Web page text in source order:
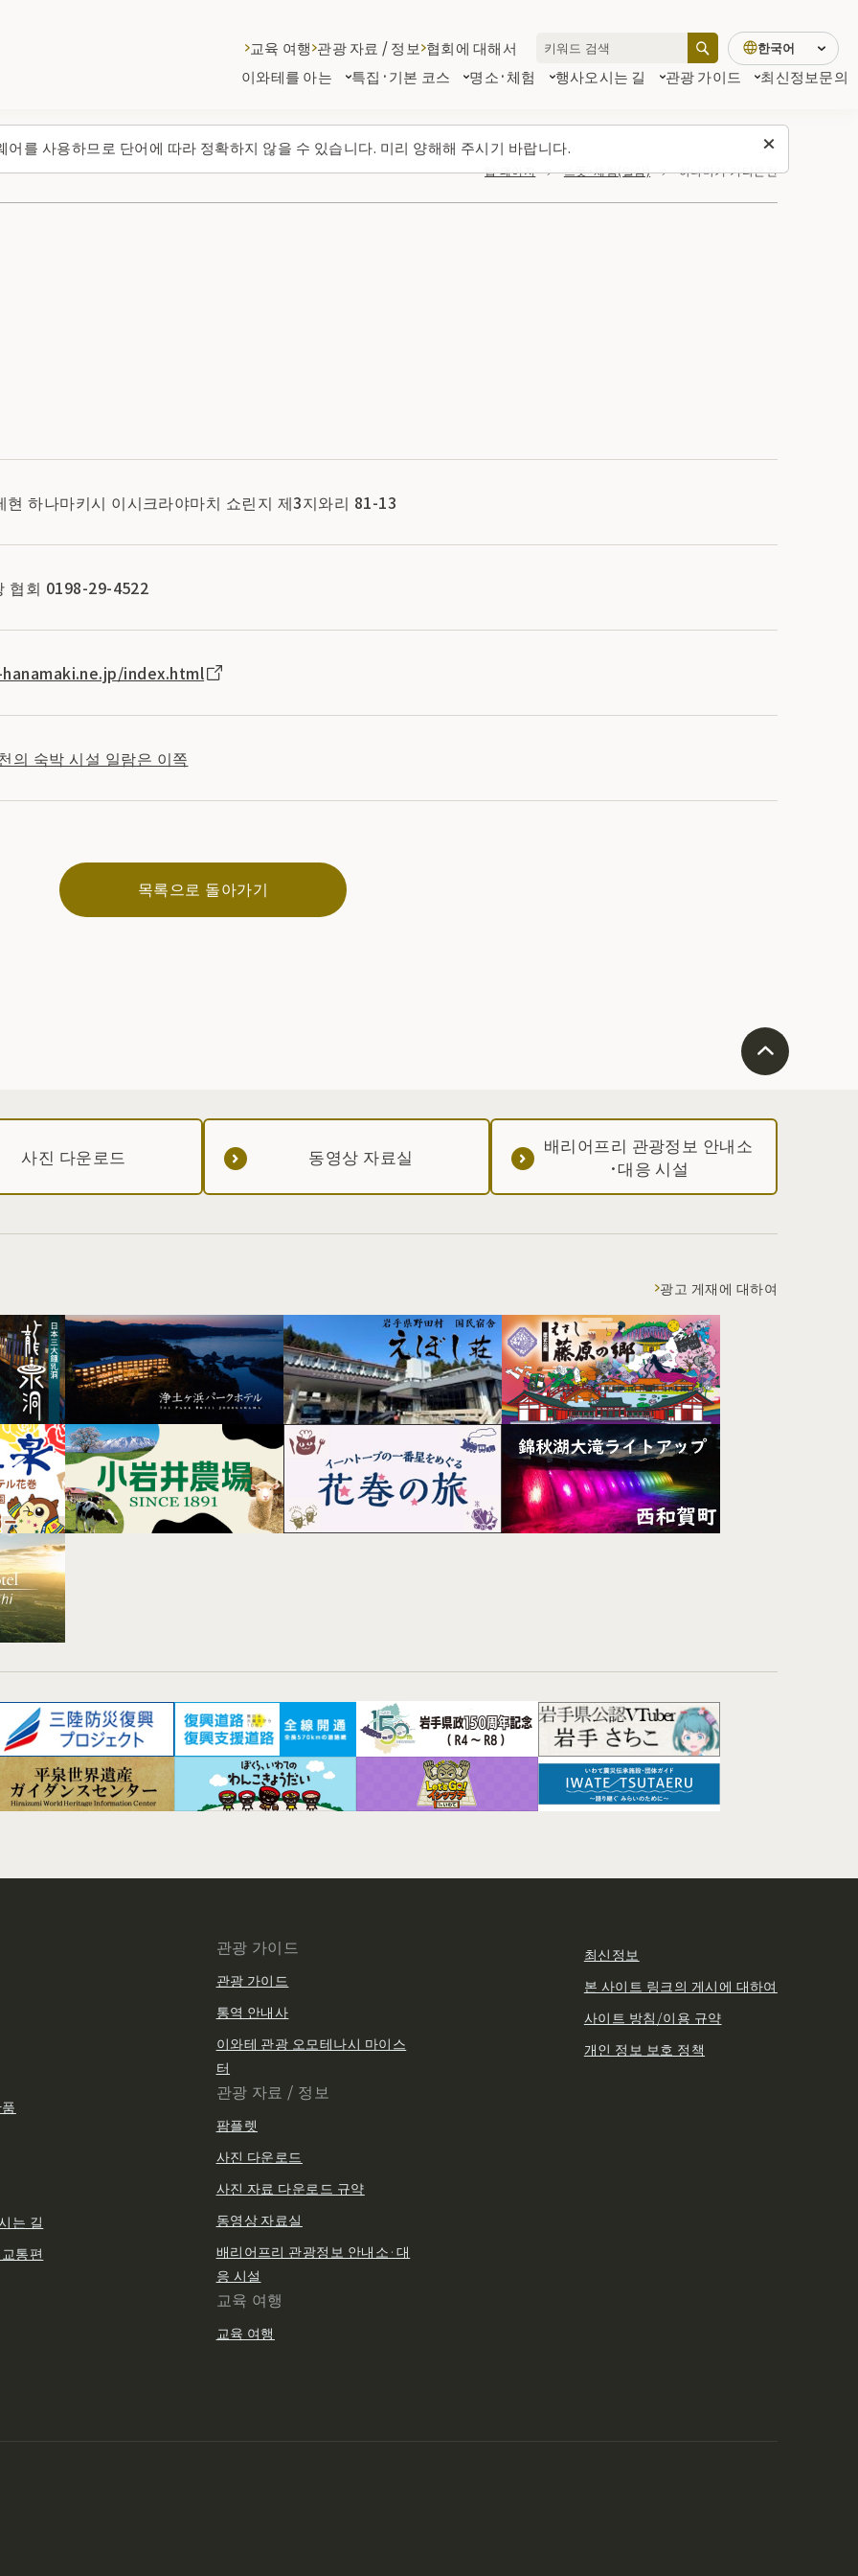
어를 사용하므로 단어에 따라 정확하지 않을 수 있습니다. 미리 양해해 주시기 바랍니다.
이와테를 아는 특집·기본 코스 명소·체험 행사오시는 길 관광 가이드 최신정보문의
교육 여행 관광 자료 / 정보 협회에 대해서 한국어
탑 페이지 스폿・체험(일람) 하나마키 기타온천
하나마키시 이시크라야마치 쇼린지 제3지와리 81-13
협회 0198-29-4522
index.html
의 숙박 시설 일람은 이쪽
목록으로 돌아가기
사진 다운로드 동영상 자료실
배리어프리 관광정보 안내소
·대응 시설
광고 게재에 대하여
는 길
통편
관광 가이드
관광 가이드
통역 안내사
이와테 관광 오모테나시 마이스
터
관광 자료 / 정보
팜플렛
사진 다운로드
사진 자료 다운로드 규약
동영상 자료실
배리어프리 관광정보 안내소·대
응 시설
교육 여행
교육 여행
최신정보
본 사이트 링크의 게시에 대하여
사이트 방침/이용 규약
개인 정보 보호 정책